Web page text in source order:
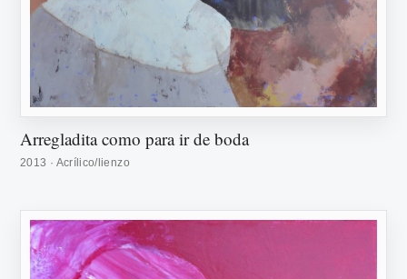
Arregladita como para ir de boda
2013 · Acrílico/lienzo